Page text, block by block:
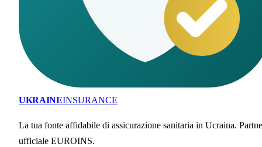
UKRAINEINSURANCE
La tua fonte affidabile di assicurazione sanitaria in Ucraina.
ufficiale EUROINS.